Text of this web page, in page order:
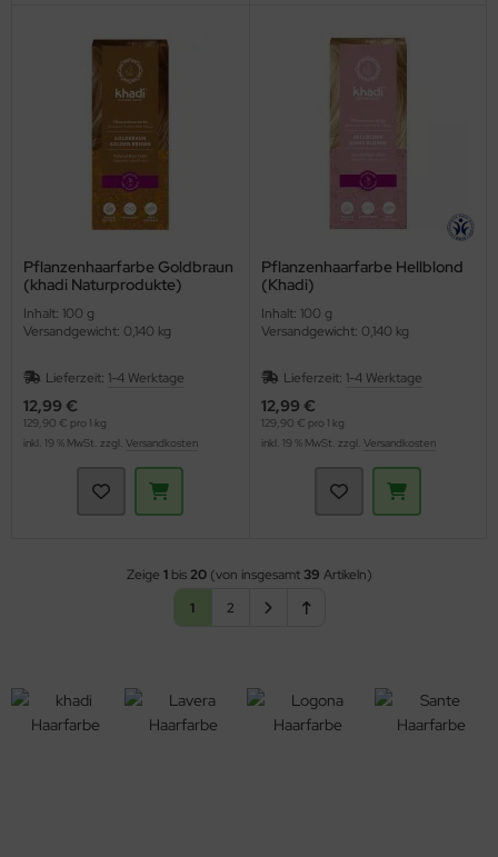
Pflanzenhaarfarbe Goldbraun
(khadi Naturprodukte)
Inhalt: 100 g
Versandgewicht: 0,140 kg
Lieferzeit: 1-4 Werktage
12,99 €
129,90 € pro 1 kg
inkl. 19 % MwSt. zzgl. Versandkosten
Pflanzenhaarfarbe Hellblond
(Khadi)
Inhalt: 100 g
Versandgewicht: 0,140 kg
Lieferzeit: 1-4 Werktage
12,99 €
129,90 € pro 1 kg
inkl. 19 % MwSt. zzgl. Versandkosten
Zeige 1bis20(von insgesamt 39 Artikeln)
1
2